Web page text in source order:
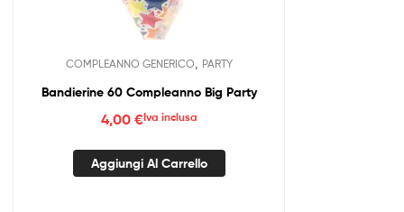
COMPLEANNO GENERICO PARTY
Bandierine 60 Compleanno Big Party
4,00 €Iva inclusa
Aggiungi Al Carrello